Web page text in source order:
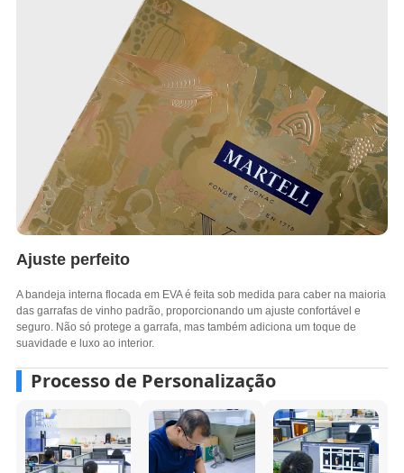
Ajuste perfeito
A bandeja interna flocada em EVA é feita sob medida para caber na maioria
das garrafas de vinho padrão, proporcionando um ajuste confortável e
seguro. Não só protege a garrafa, mas também adiciona um toque de
suavidade e luxo ao interior.
Processo de Personalização